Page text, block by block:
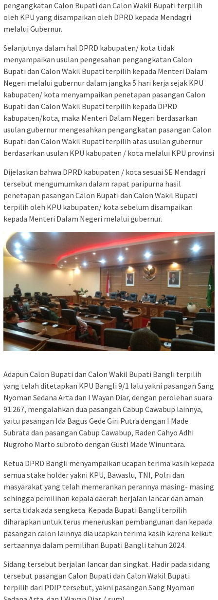
pengangkatan Calon Bupati dan Calon Wakil Bupati terpilih
oleh KPU yang disampaikan oleh DPRD kepada Mendagri
melalui Gubernur.
Selanjutnya dalam hal DPRD kabupaten/ kota tidak
menyampaikan usulan pengesahan pengangkatan Calon
Bupati dan Calon Wakil Bupati terpilih kepada Menteri Dalam
Negeri melalui gubernur dalam jangka 5 hari kerja sejak KPU
kabupaten/ kota menyampaikan penetapan pasangan Calon
Bupati dan Calon Wakil Bupati terpilih kepada DPRD
kabupaten/kota, maka Menteri Dalam Negeri berdasarkan
usulan gubernur mengesahkan pengangkatan pasangan Calon
Bupati dan Calon Wakil Bupati terpilih atas usulan gubernur
berdasarkan usulan KPU kabupaten / kota melalui KPU provinsi
Dijelaskan bahwa DPRD kabupaten / kota sesuai SE Mendagri
tersebut mengumumkan dalam rapat paripurna hasil
penetapan pasangan Calon Bupati dan Calon Wakil Bupati
terpilih oleh KPU kabupaten/ kota sebelum disampaikan
kepada Menteri Dalam Negeri melalui gubernur.
Adapun Calon Bupati dan Calon Wakil Bupati Bangli terpilih
yang telah ditetapkan KPU Bangli 9/1 lalu yakni pasangan Sang
Nyoman Sedana Arta dan I Wayan Diar, dengan perolehan suara
91.267, mengalahkan dua pasangan Cabup Cawabup lainnya,
yaitu pasangan Ida Bagus Gede Giri Putra dengan I Made
Subrata dan pasangan Cabup Cawabup, Raden Cahyo Adhi
Nugroho Marto subroto dengan Gusti Made Winuntara.
Ketua DPRD Bangli menyampaikan ucapan terima kasih kepada
semua stake holder yakni KPU, Bawaslu, TNI, Polri dan
masyarakat yang telah memerankan perannya masing- masing
sehingga pemilihan kepala daerah berjalan lancar dan aman
serta tidak ada sengketa. Kepada Bupati Bangli terpilih
diharapkan untuk terus meneruskan pembangunan dan kepada
pasangan calon lainnya dia ucapkan terima kasih karena keikut
sertaannya dalam pemilihan Bupati Bangli tahun 2024.
Sidang tersebut berjalan lancar dan singkat. Hadir pada sidang
tersebut pasangan Calon Bupati dan Calon Wakil Bupati
terpilih dari PDIP tersebut, yakni pasangan Sang Nyoman